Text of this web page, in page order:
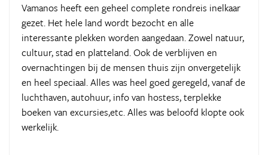
Vamanos heeft een geheel complete rondreis inelkaar
gezet. Het hele land wordt bezocht en alle
interessante plekken worden aangedaan. Zowel natuur,
cultuur, stad en platteland. Ook de verblijven en
overnachtingen bij de mensen thuis zijn onvergetelijk
en heel speciaal. Alles was heel goed geregeld, vanaf de
luchthaven, autohuur, info van hostess, terplekke
boeken van excursies,etc. Alles was beloofd klopte ook
werkelijk.